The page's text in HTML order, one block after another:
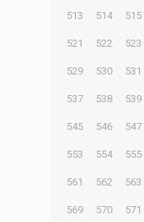
513 514 515
521 522 523
529 530 531
537 538 539
545 546 547
553 554 555
561 562 563
569 570 571